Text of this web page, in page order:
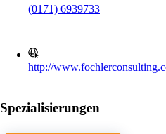
(0171) 6939733
http://
Spezialisierungen